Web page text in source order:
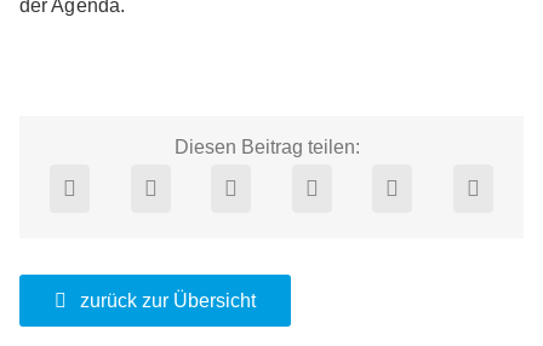
der Agenda.
Diesen Beitrag teilen:
zurück zur Übersicht